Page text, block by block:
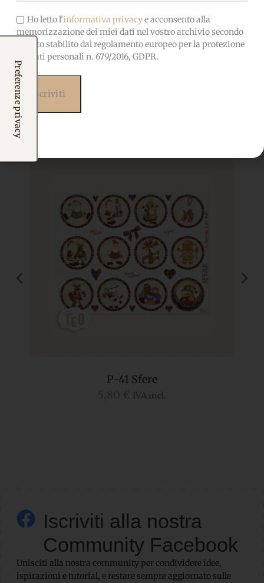
Potrebbero interessarti
P-41 Sfere
5,80 € IVA incl.
Iscriviti alla nostra
Community Facebook
Unisciti alla nostra community per condividere idee,
ispirazioni e tutorial, e restare sempre aggiornato sulle
Ho letto l'informativa privacye acconsento alla
memorizzazione dei miei dati nel vostro archivio secondo
quanto stabilito dal regolamento europeo per la protezione
dei dati personali n. 679/2016, GDPR.